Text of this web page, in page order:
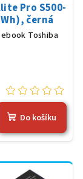
Pro S500-
černá
Toshiba
Do košíku